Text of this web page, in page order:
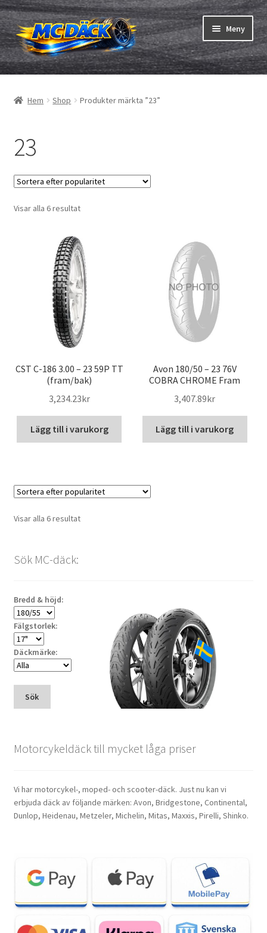
Hoppa
till
navigering
Hoppa
till
innehåll
Meny
Däck
Slangar & fälgband
Beställning
Hem Shop Produkter märkta ”23”
23
Visar alla 6 resultatSortera
CST C-186 3.00 – 23 59P TT
(fram/bak)
3,234.23kr
Lägg till i varukorg
Avon 180/50 – 23 76V
COBRA CHROME Fram
3,407.89kr
Lägg till i varukorg
Visar alla 6 resultatSortera
Sök MC-däck:
Bredd & höjd:
Fälgstorlek:
Däckmärke:
Sök
Motorcykeldäck till mycket låga priser
Vi har motorcykel-, moped- och scooter-däck. Just nu kan vi
erbjuda däck av följande märken: Avon, Bridgestone, Continental,
Dunlop, Heidenau, Metzeler, Michelin, Mitas, Maxxis, Pirelli, Shinko.